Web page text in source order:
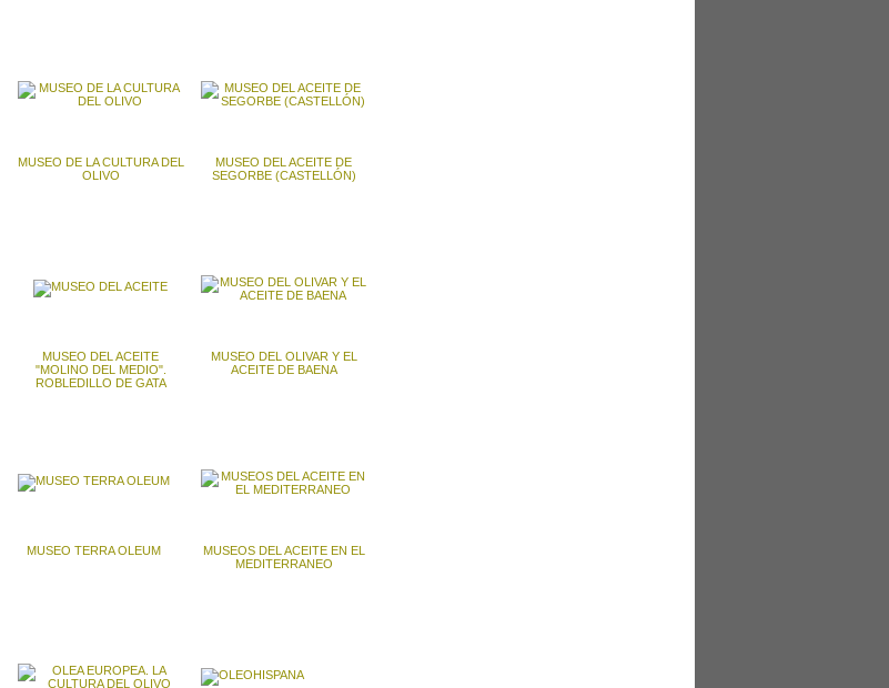
MUSEO DE LA CULTURA DEL
OLIVO
MUSEO DEL ACEITE DE
SEGORBE (CASTELLÓN)
MUSEO DEL ACEITE
"MOLINO DEL MEDIO".
ROBLEDILLO DE GATA
MUSEO DEL OLIVAR Y EL
ACEITE DE BAENA
MUSEO TERRA OLEUM
MUSEOS DEL ACEITE EN EL
MEDITERRANEO